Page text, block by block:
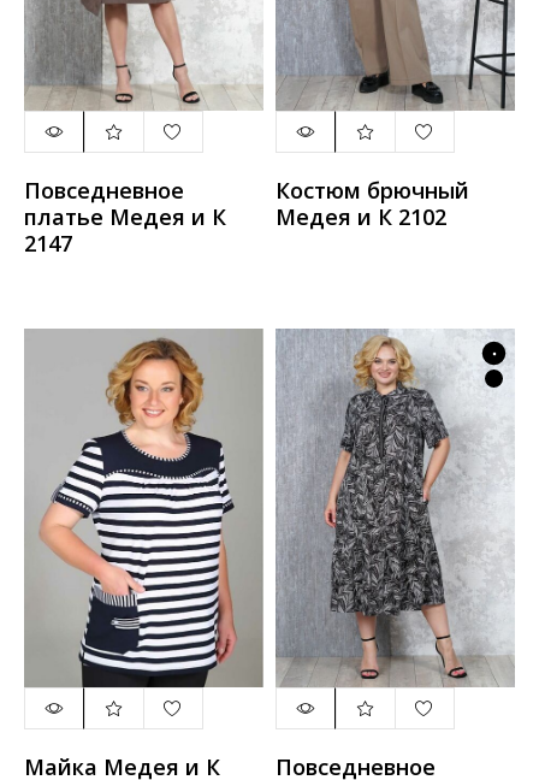
Повседневное
платье Медея и К
2147
Костюм брючный
Медея и К 2102
Майка Медея и К
Повседневное